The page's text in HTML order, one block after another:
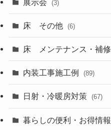
展示会 (3)
床 その他 (6)
床 メンテナンス・補修
内装工事施工例 (89)
日射・冷暖房対策 (67)
暮らしの便利・お得情報